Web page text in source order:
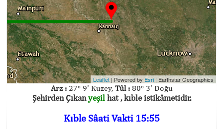
Leaflet | Powered by Esri | Earthstar Geographics
Arz :27° 9' Kuzey, Tûl :80° 3' Doğu
Şehirden Çıkanyeşilhat , kıble istikâmetidir.
Kıble Sâati Vakti 15:55